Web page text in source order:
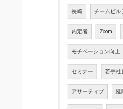
長崎 チームビル
内定者 Zoom
モチベーション向上
セミナー 若手社
アサーティブ 延